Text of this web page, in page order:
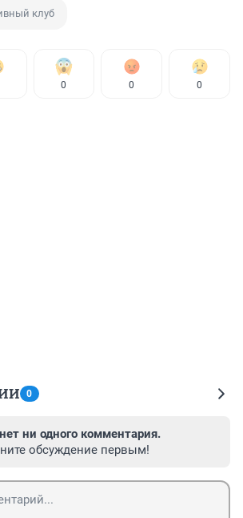
клуб
0 0 0
0
ни одного комментария.
обсуждение первым!